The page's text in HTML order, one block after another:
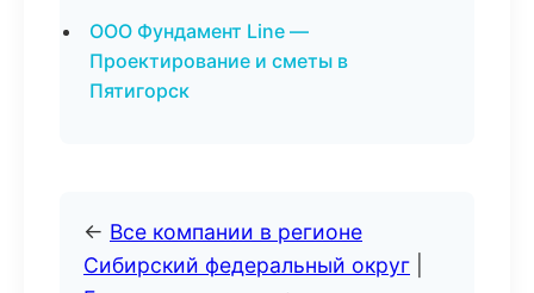
ООО Фундамент Line —
Проектирование и сметы в
Пятигорск
← Все компании в регионе
Сибирский федеральный округ